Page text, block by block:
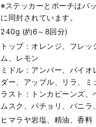
※ステッカーとポーチはパ
に同封されています。
240g (約6～8回分)
トップ：オレンジ、フレッ
ム、レモン
ミドル：アンバー、バイオ
ダー、アップル、リラ、ミ
ラスト：トンカビーンズ、
ムスク、パチョリ、バニラ
ヒマラヤ岩塩、精油、香料